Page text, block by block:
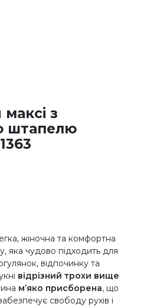
з
штапелю
жіночна та комфортна
яка чудово підходить для
відпочинку та
відрізний трохи вище
м’яко присборена, що
свободу рухів і